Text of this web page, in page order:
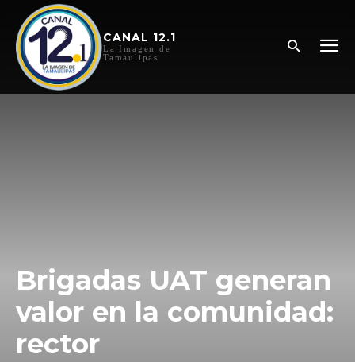
CANAL 12.1
La Imagen de
Tamaulipas
Brigadas UAT generan
valor en la comunidad:
rector